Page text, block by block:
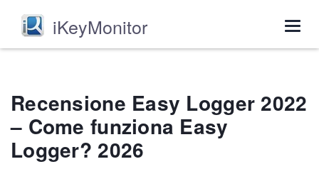
iKeyMonitor
Recensione Easy Logger 2022
– Come funziona Easy
Logger? 2026